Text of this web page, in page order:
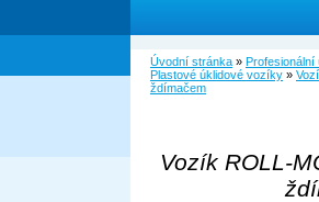
Úvodní stránka » Profesionální
Plastové úklidové vozíky »
ždímačem
Vozík ROLL-